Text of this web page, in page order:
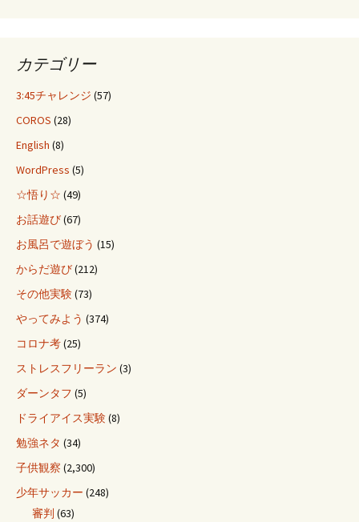
カテゴリー
3:45チャレンジ (57)
COROS (28)
English (8)
WordPress (5)
☆悟り☆ (49)
お話遊び(67)
お風呂で遊ぼう (15)
からだ遊び(212)
その他実験(73)
やってみよう (374)
コロナ考(25)
ストレスフリーラン (3)
ダーンタフ (5)
ドライアイス実験(8)
勉強ネタ (34)
子供観察 (2,300)
少年サッカー (248)
審判 (63)